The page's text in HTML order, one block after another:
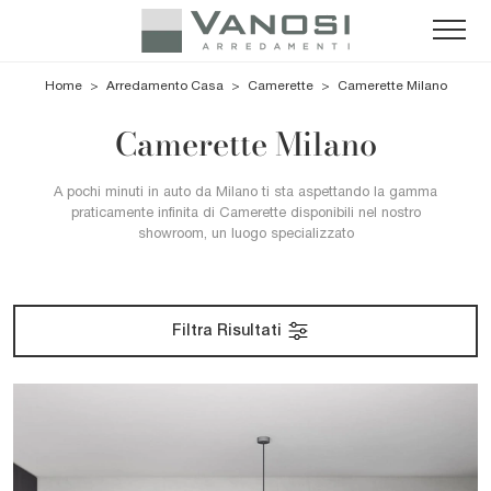
Home > Arredamento Casa > Camerette > Camerette Milano
Camerette Milano
A pochi minuti in auto da Milano ti sta aspettando la gamma
praticamente infinita di Camerette disponibili nel nostro
showroom, un luogo specializzato
Filtra Risultati